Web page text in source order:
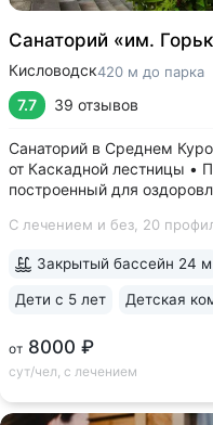
Санаторий «им.
Кисловодск420 м до парка
7.7 39 отзывов
Санаторий в Среднем
от Каскадной лестницы •
построенный для
Ахматова,
С лечением и без, 20
от 8000 ₽
сут/чел, с лечением
Закрытый бассейн 24 м
Дети с 5 лет Детская